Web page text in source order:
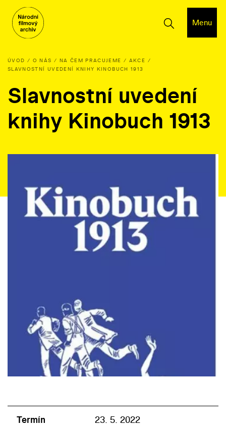
Menu
ÚVOD O NÁS NA ČEM PRACUJEME
AKCE
SLAVNOSTNÍ UVEDENÍ KNIHY KINOBUCH 1913
Slavnostní uvedení
knihy Kinobuch 1913
Termín 23. 5. 2022